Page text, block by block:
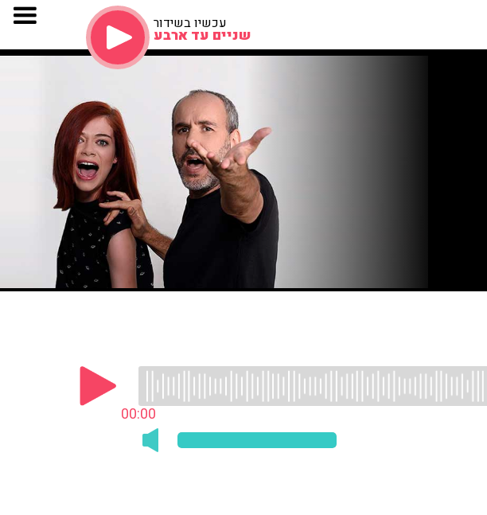
עכשיו בשידור
שניים עד ארבע
00:00